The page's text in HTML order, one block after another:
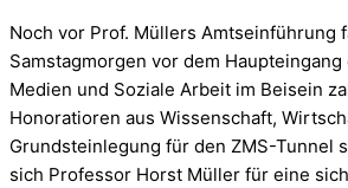
Noch vor Prof. Müllers Amtseinführung
Samstagmorgen vor dem
Medien und Soziale Arbeit im Beisein
Honoratioren aus Wissenschaft,
Grundsteinlegung für den ZMS-Tunnel
sich Professor Horst Müller für eine